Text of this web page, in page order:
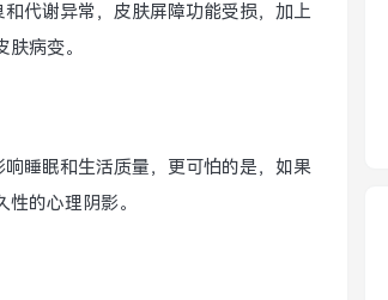
代谢异常，皮肤屏障功能受损，加上
病变。
睡眠和生活质量，更可怕的是，如果
的心理阴影。